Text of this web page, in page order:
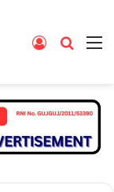
Search
Log